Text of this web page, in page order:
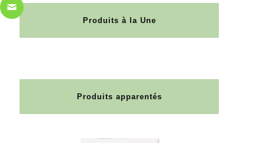
Produits à la Une
Produits apparentés